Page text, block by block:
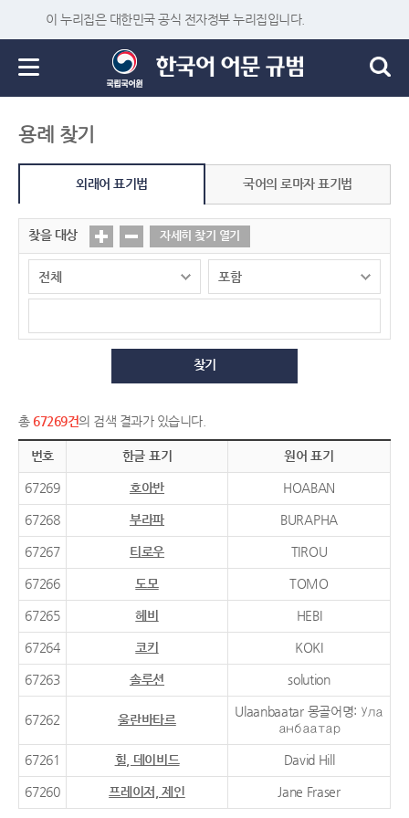
이 누리집은 대한민국 공식 전자정부 누리집입니다.
용례 찾기
외래어 표기법 국어의 로마자 표기법
찾을 대상 자세히 찾기 열기
찾기
총 67269건의 검색 결과가 있습니다.
번호 한글 표기 원어 표기
67269 호아반 HOABAN
67268 부라파 BURAPHA
67267 티로우 TIROU
67266 도모 TOMO
67265 헤비 HEBI
67264 코키 KOKI
67263 솔루션 solution
67262 울란바타르
Ulaanbaatar 몽골어명: Ула
анбаатар
67261 힐, 데이비드 David Hill
67260 프레이저, 제인 Jane Fraser